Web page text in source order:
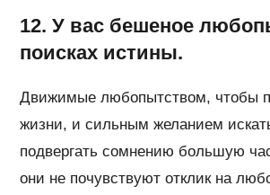
12. У вас бешеное
поисках истины.
Движимые любопытством, чтобы
жизни, и сильным желанием
подвергать сомнению большую
они не почувствуют отклик на